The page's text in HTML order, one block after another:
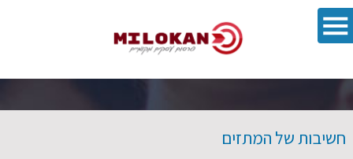
חשיבות של המתזים